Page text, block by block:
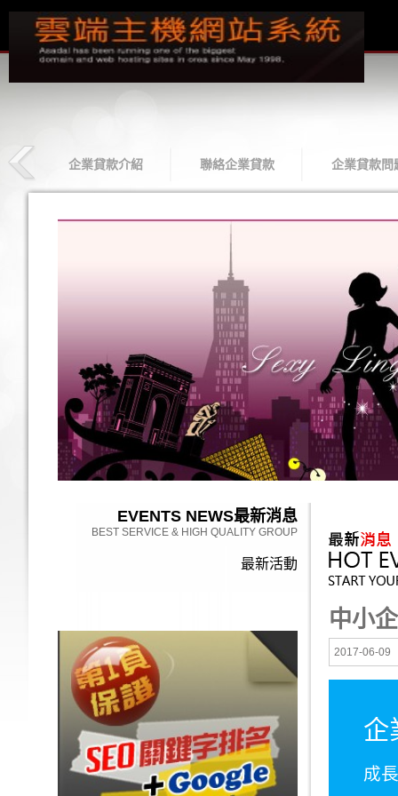
企業貸款介紹 聯絡企業貸款 企業貸款問
EVENTS NEWS最新消息
BEST SERVICE & HIGH QUALITY GROUP
最新活動
中小
2017-06-09
企
成